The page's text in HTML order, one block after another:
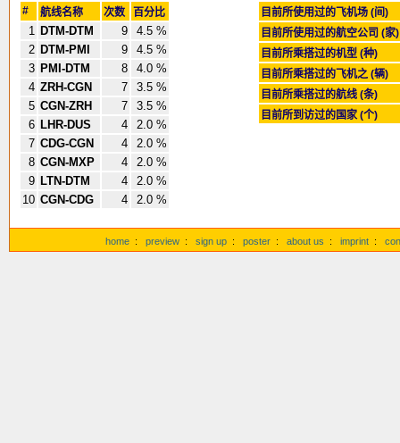
# 航线名称 次数 百分比
1 DTM-DTM 9
4.5 %
2 DTM-PMI 9
4.5 %
3 PMI-DTM 8
4.0 %
4 ZRH-CGN 7
3.5 %
5 CGN-ZRH 7
3.5 %
6 LHR-DUS 4
2.0 %
7 CDG-CGN 4
2.0 %
8 CGN-MXP 4
2.0 %
9 LTN-DTM 4
2.0 %
10 CGN-CDG 4 2.0 %
目前所使用过的飞机场 (间)
目前所使用过的航空公司 (家
目前所乘搭过的机型 (种)
目前所乘搭过的飞机之 (辆)
目前所乘搭过的航线 (条)
目前所到访过的国家 (个)
home : preview : sign up : poster : about us : imprint :